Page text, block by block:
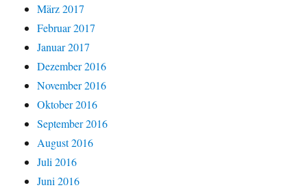
März 2017
Februar 2017
Januar 2017
Dezember 2016
November 2016
Oktober 2016
September 2016
August 2016
Juli 2016
Juni 2016